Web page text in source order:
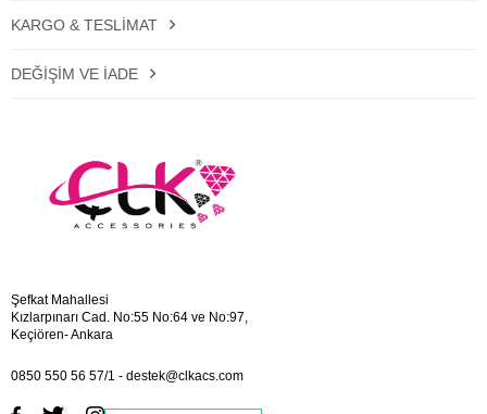
KARGO & TESLIMAT
DEĞIŞIM VE İADE
Şefkat Mahallesi
Kızlarpınarı Cad. No:55 No:64 ve No:97,
Keçiören- Ankara
0850 550 56 57/1 - destek@clkacs.com